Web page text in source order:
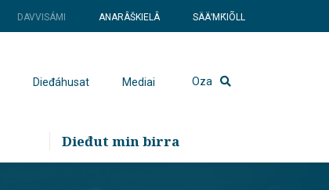
DAVVISÁMI ANARÂŠKIELÂ SÄÄʹMǨIÕLL
Dieđáhusat Mediai Oza
Dieđut min birra